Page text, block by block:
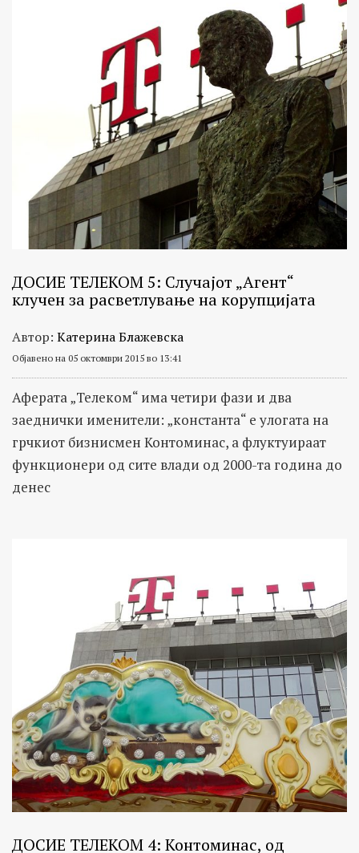
ДОСИЕ ТЕЛЕКОМ 5: Случајот „Агент“
клучен за расветлување на корупцијата
Автор: Катерина Блажевска
Објавено на 05 октомври 2015 во 13:41
Аферата „Телеком“ има четири фази и два
заеднички именители: „константа“ е улогата на
грчкиот бизнисмен Контоминас, а флуктуираат
функционери од сите влади од 2000-та година до
денес
ДОСИЕ ТЕЛЕКОМ 4: Контоминас, од